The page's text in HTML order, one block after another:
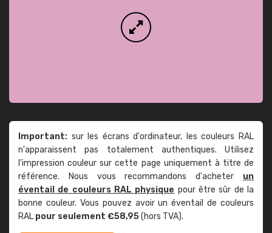
Important: sur les écrans d'ordinateur, les couleurs RAL
n'apparaissent pas totalement authentiques. Utilisez
l'impression couleur sur cette page uniquement à titre de
référence. Nous vous recommandons d'acheter un
éventail de couleurs RAL physique pour être sûr de la
bonne couleur. Vous pouvez avoir un éventail de couleurs
RAL pour seulement €58,95(hors TVA).